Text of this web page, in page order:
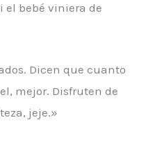
el bebé viniera de
Dicen que cuanto
mejor. Disfruten de
jeje.»